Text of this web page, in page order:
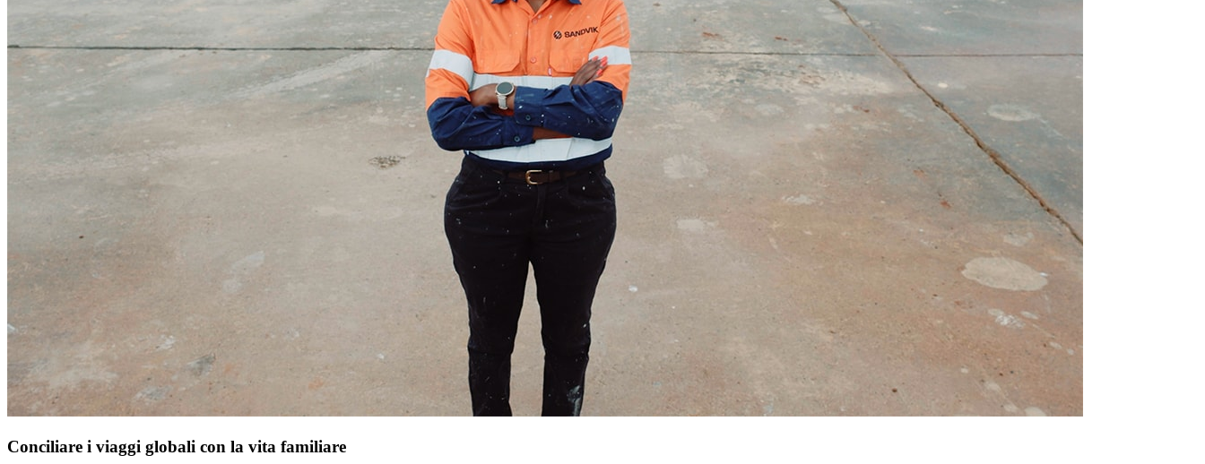
Conciliare i viaggi globali con la vita familiare